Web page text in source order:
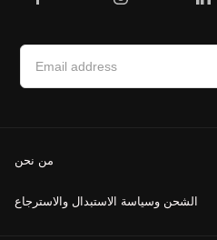
من نحن
الشحن وسياسة الاستبدال والاسترجاع